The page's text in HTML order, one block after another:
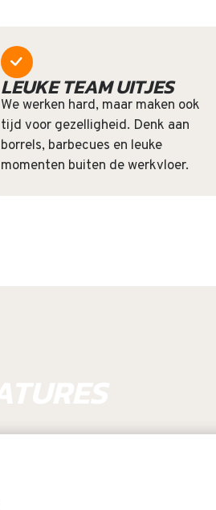
LEUKE TEAM UITJES
We werken hard, maar maken ook
tijd voor gezelligheid. Denk aan
borrels, barbecues en leuke
momenten buiten de werkvloer.